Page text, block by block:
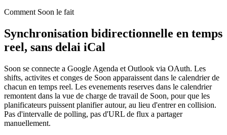
Comment Soon le fait
Synchronisation bidirectionnelle en temps
reel, sans delai iCal
Soon se connecte a Google Agenda et Outlook via OAuth. Les
shifts, activites et conges de Soon apparaissent dans le calendrier de
chacun en temps reel. Les evenements reserves dans le calendrier
remontent dans la vue de charge de travail de Soon, pour que les
planificateurs puissent planifier autour, au lieu d'entrer en collision.
Pas d'intervalle de polling, pas d'URL de flux a partager
manuellement.